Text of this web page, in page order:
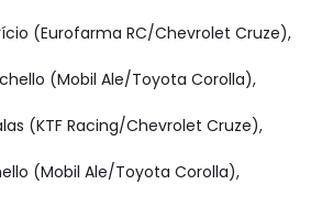
(Eurofarma RC/Chevrolet Cruze),
(Mobil Ale/Toyota Corolla),
(KTF Racing/Chevrolet Cruze),
(Mobil Ale/Toyota Corolla),